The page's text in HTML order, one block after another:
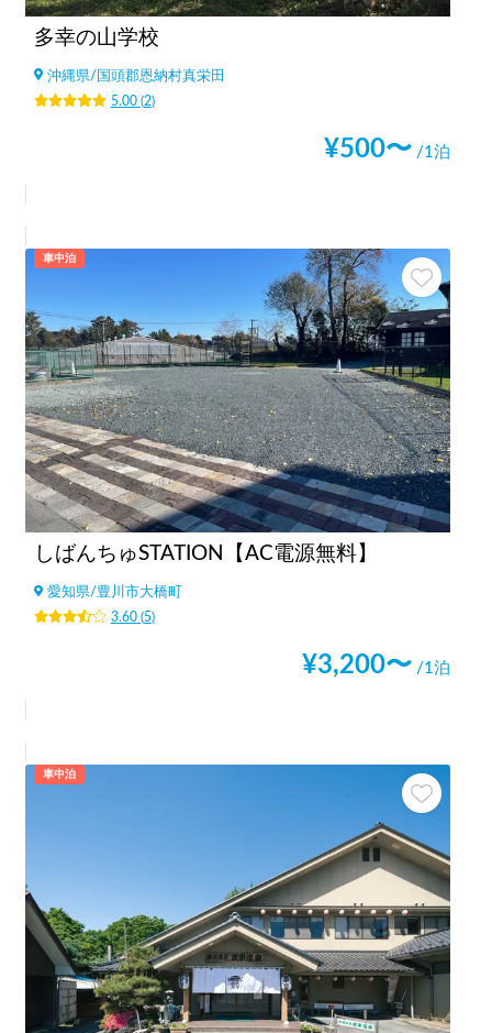
多幸の山学校
沖縄県/ 国頭郡恩納村真栄田
5.00(2)
¥500〜 /1泊
車中泊
しばんちゅSTATION【AC電源無料】
愛知県/豊川市大橋町
3.60(5)
¥3,200〜 /1泊
車中泊